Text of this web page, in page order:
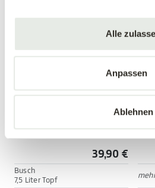
Alle
Anpassen
Ablehnen
Prunus persica 'Saturn'
39,90 €
Busch
7,5 Liter Topf